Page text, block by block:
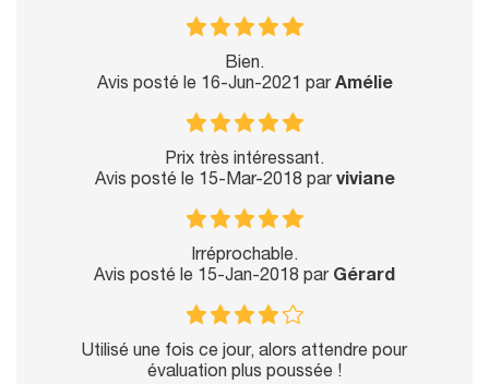
Bien.
Avis posté le 16-Jun-2021 parAmélie
Prix très intéressant.
Avis posté le 15-Mar-2018 parviviane
Irréprochable.
Avis posté le 15-Jan-2018 par Gérard
Utilisé une fois ce jour, alors attendre pour
évaluation plus poussée !